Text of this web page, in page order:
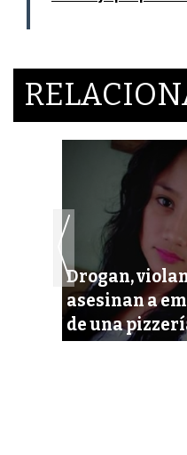
Drogan,
asesinan a
de una